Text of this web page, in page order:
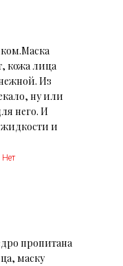
кожа лица
Из
ну или
него. И
жидкости и
Нет
пропитана
маску